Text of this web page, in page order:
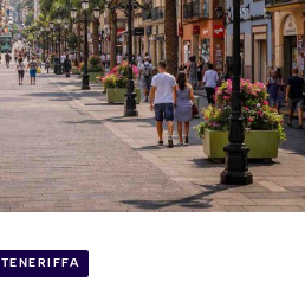
TENERIFFA